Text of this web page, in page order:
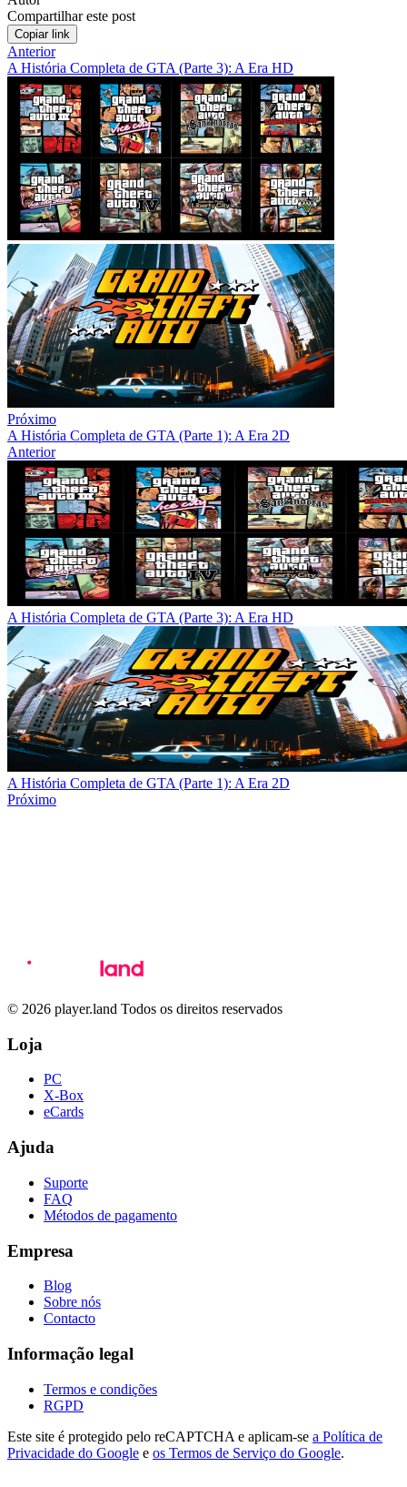
Compartilhar este post
Copiar link
Anterior
A História Completa de GTA (Parte 3): A Era HD
Próximo
A História Completa de GTA (Parte 1): A Era 2D
Anterior
A História Completa de GTA (Parte 3): A Era HD
A História Completa de GTA (Parte 1): A Era 2D
Próximo
© 2026 player.land Todos os direitos reservados
Loja
PC
X-Box
eCards
Ajuda
Suporte
FAQ
Métodos de pagamento
Empresa
Blog
Sobre nós
Contacto
Informação legal
Termos e condições
RGPD
Este site é protegido pelo reCAPTCHA e aplicam-se a Política de
Privacidade do Google e os Termos de Serviço do Google.